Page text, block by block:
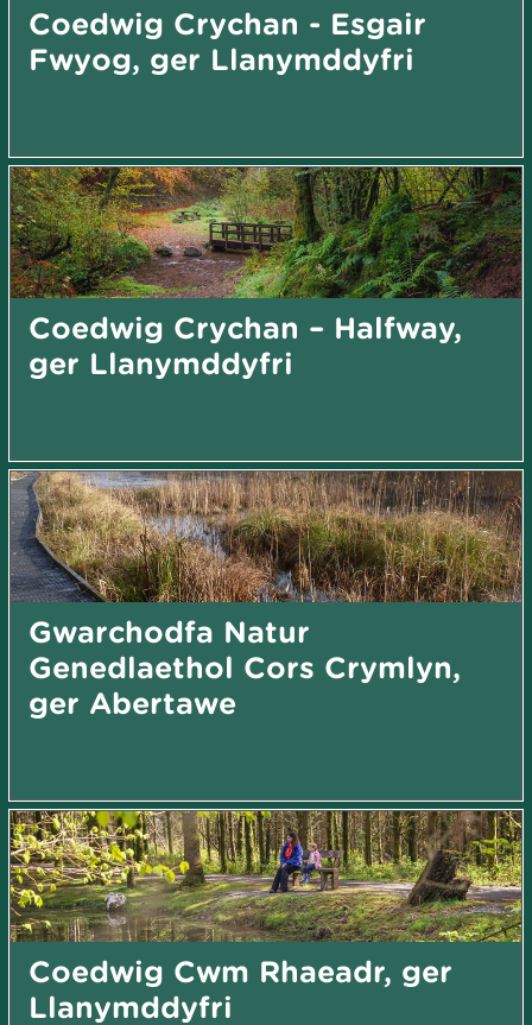
Coedwig Crychan - Esgair
Fwyog, ger Llanymddyfri
Coedwig Crychan – Halfway,
ger Llanymddyfri
Gwarchodfa Natur
Genedlaethol Cors Crymlyn,
ger Abertawe
Coedwig Cwm Rhaeadr, ger
Llanymddyfri